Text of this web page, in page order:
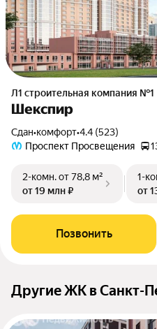
Л1 cтроительная компания №1
Шекспир
Сдан•комфорт•4.4 (523)
Проспект Просвещения
2-комн.от 78,8 м²
от 19 млн ₽
1-
от
Позвонить
Другие ЖК в Санкт-